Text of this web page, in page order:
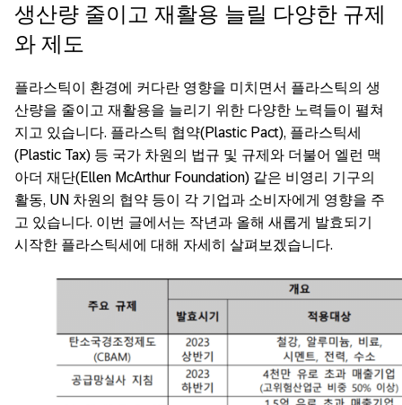
생산량 줄이고 재활용 늘릴 다양한 규제
와 제도
플라스틱이 환경에 커다란 영향을 미치면서 플라스틱의 생
산량을 줄이고 재활용을 늘리기 위한 다양한 노력들이 펼쳐
지고 있습니다. 플라스틱 협약(Plastic Pact), 플라스틱세
(Plastic Tax) 등 국가 차원의 법규 및 규제와 더불어 엘런 맥
아더 재단(Ellen McArthur Foundation) 같은 비영리 기구의
활동, UN 차원의 협약 등이 각 기업과 소비자에게 영향을 주
고 있습니다. 이번 글에서는 작년과 올해 새롭게 발효되기
시작한 플라스틱세에 대해 자세히 살펴보겠습니다.